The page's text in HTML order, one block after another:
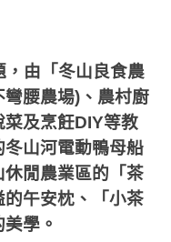
，由「冬山良食農
彎腰農場) 、農村廚
菜及烹飪DIY等教
山河電動鴨母船
閒農業區的「茶
午安枕、「小茶
學。